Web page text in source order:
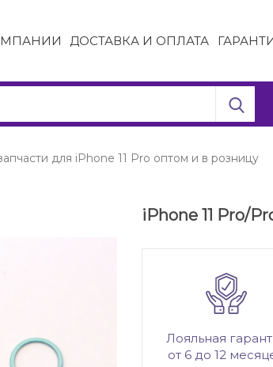
ДОСТАВКА И ОПЛАТА
для iPhone 11 Pro оптом и в розницу
iPhone 11 Pro/
Лояльная
от 6 до 12